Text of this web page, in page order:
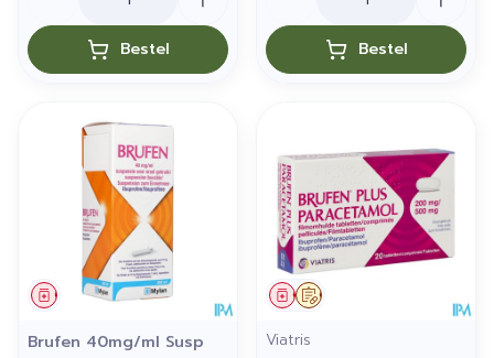
Bestel Bestel
Geneesmiddel
Brufen 40mg/ml Susp
Op voorschrift
Geneesmiddel
Viatris